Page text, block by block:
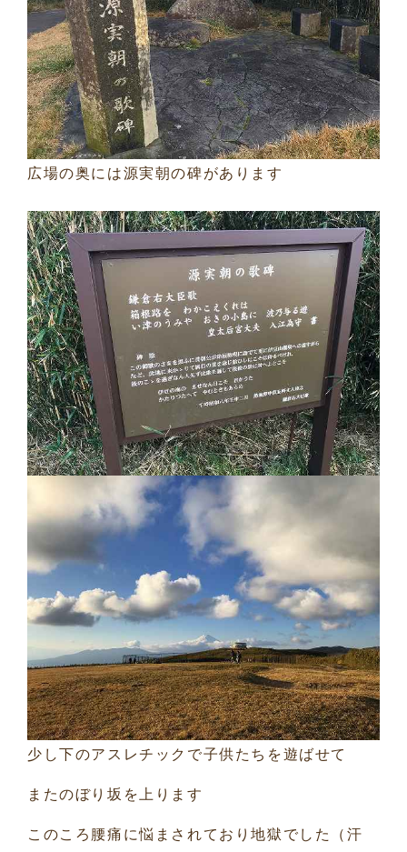
広場の奥には源実朝の碑があります
少し下のアスレチックで子供たちを遊ばせて
またのぼり坂を上ります
このころ腰痛に悩まされており地獄でした（汗